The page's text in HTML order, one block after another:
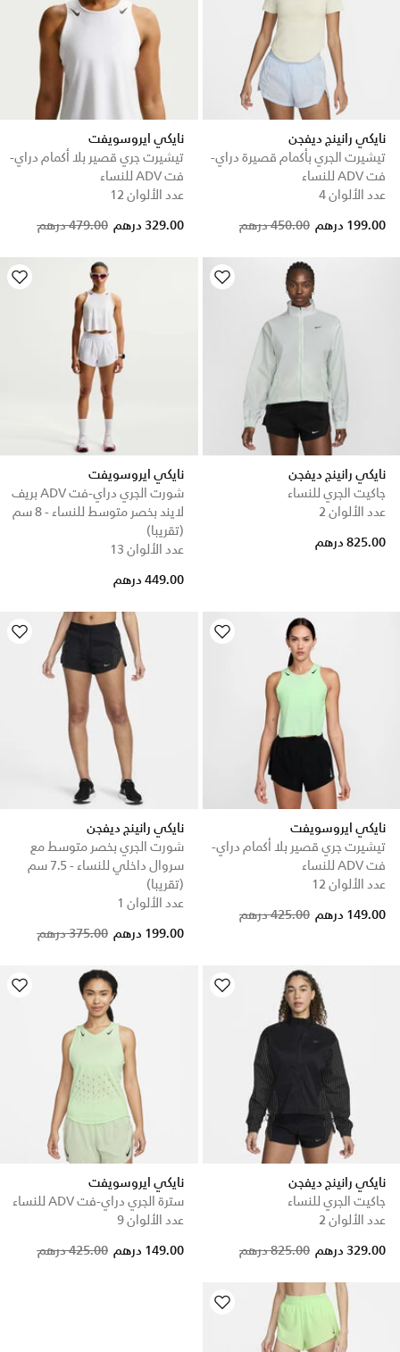
نايكي رانينج ديفجن
تيشيرت الجري بأكمام قصيرة دراي-
فت ADV للنساء
عدد الألوان 4
Price reduced from
450.00 درهم to 199.00 درهم
نايكي ايروسويفت
تيشيرت جري قصير بلا أكمام دراي-
فت ADV للنساء
عدد الألوان 12
Price reduced from
479.00 درهم to 329.00 درهم
نايكي رانينج ديفجن
جاكيت الجري للنساء
عدد الألوان 2
825.00 درهم
نايكي ايروسويفت
شورت الجري دراي-فت ADV بريف
لايند بخصر متوسط للنساء - 8 سم
(تقريبا)
عدد الألوان 13
449.00 درهم
نايكي ايروسويفت
تيشيرت جري قصير بلا أكمام دراي-
فت ADV للنساء
عدد الألوان 12
Price reduced from
425.00 درهم to 149.00 درهم
نايكي رانينج ديفجن
شورت الجري بخصر متوسط مع
سروال داخلي للنساء - 7.5 سم
(تقريبا)
عدد الألوان 1
Price reduced from
375.00 درهم to 199.00 درهم
نايكي رانينج ديفجن
جاكيت الجري للنساء
عدد الألوان 2
Price reduced from
825.00 درهم to 329.00 درهم
نايكي ايروسويفت
سترة الجري دراي-فت ADV للنساء
عدد الألوان 9
Price reduced from
425.00 درهم to 149.00 درهم